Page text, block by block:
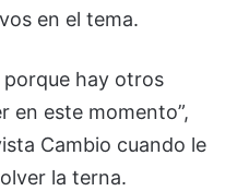
en el tema.
porque hay otros
en este momento”,
Cambio cuando le
la terna.